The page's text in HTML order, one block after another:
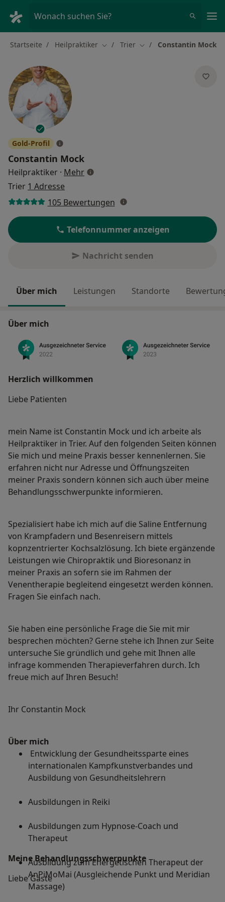
Wonach suchen Sie?
Startseite Heilpraktiker Stadt ändern
Trier Stadt ändern
Constantin Mock
Gold-Profil
Constantin Mock
Heilpraktiker · Mehrüber Spezialisierungen
Trier 1 Adresse
105 Bewertungen
Telefonnummer anzeigen
Nachricht senden
Über mich Leistungen Standorte
Über mich
Herzlich willkommen
Liebe Patienten
mein Name ist Constantin Mock und ich arbeite als
Heilpraktiker in Trier. Auf den folgenden Seiten können
Sie mich und meine Praxis besser kennenlernen. Sie
erfahren nicht nur Adresse und Öffnungszeiten
meiner Praxis sondern können sich auch über meine
Behandlungsschwerpunkte informieren.
Spezialisiert habe ich mich auf die Saline Entfernung
von Krampfadern und Besenreisern mittels
kopnzentrierter Kochsalzlösung. Ich biete ergänzende
Leistungen wie Chiropraktik und Bioresonanz in
meiner Praxis an sofern sie im Rahmen der
Venentherapie begleitend eingesetzt werden können.
Fragen Sie einfach nach.
Sie haben eine persönliche Frage die Sie mit mir
besprechen möchten? Gerne stehe ich Ihnen zur Seite
untersuche Sie gründlich und gehe mit Ihnen alle
infrage kommenden Therapieverfahren durch. Ich
freue mich auf Ihren Besuch!
Ihr Constantin Mock
Über mich
Entwicklung der Gesundheitssparte eines
internationalen Kampfkunstverbandes und
Ausbildung von Gesundheitslehrern
Ausbildungen in Reiki
Ausbildungen zum Hypnose-Coach und
Therapeut
Ausbildung zum Energetischen Therapeut der
AnPiMoMai (Ausgleichende Punkt und Meridian
Massage)
Meine Behandlungs­schwerpunkte
Liebe Gäste